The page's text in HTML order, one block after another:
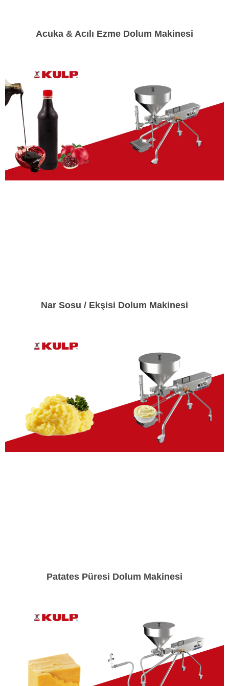
Acuka & Acılı Ezme Dolum Makinesi
Nar Sosu / Ekşisi Dolum Makinesi
Patates Püresi Dolum Makinesi